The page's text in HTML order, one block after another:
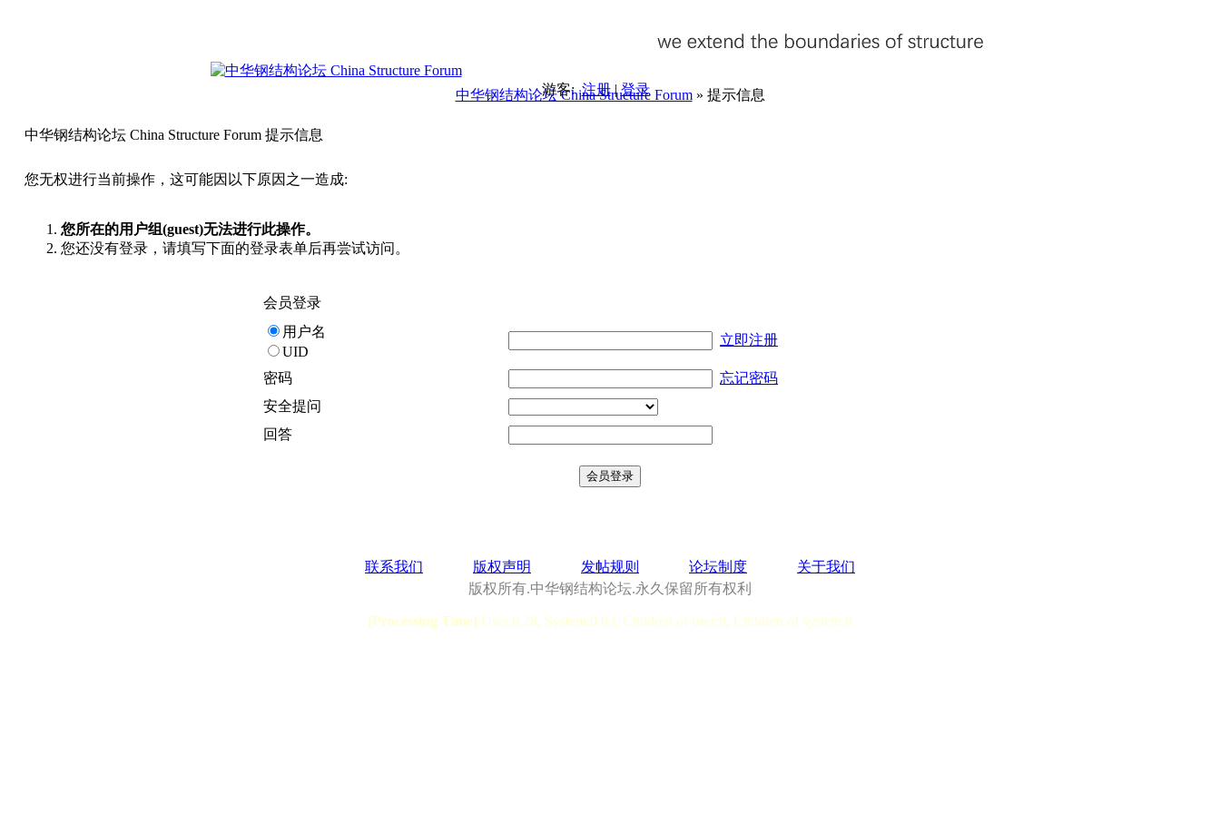
游客:注册|登录
中华钢结构论坛 China Structure Forum» 提示信息
中华钢结构论坛 China Structure Forum 提示信息
您无权进行当前操作，这可能因以下原因之一造成:
您所在的用户组(guest)无法进行此操作。
您还没有登录，请填写下面的登录表单后再尝试访问。
会员登录
用户名
UID
立即注册
密码
忘记密码
安全提问
回答
联系我们 版权声明 发帖规则 论坛制度
关于我们
版权所有.中华钢结构论坛.永久保留所有权利
[Processing Time] User:0.28, System:0.03, Children of user:0, Children of system:0